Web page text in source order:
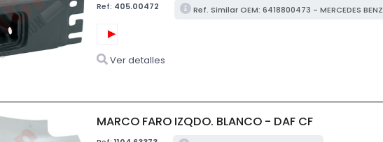
Ref: 405.00472 Ref. Similar OEM: 6418800473 - MERCEDES BENZ
Ver detalles
MARCO FARO IZQDO. BLANCO - DAF CF